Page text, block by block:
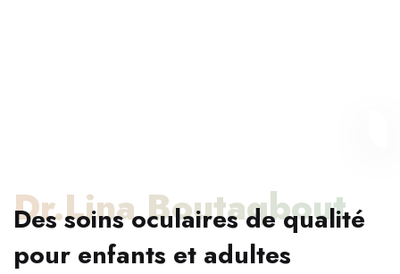
Dr.Lina Boutaqbout
Des soins oculaires de qualité
pour enfants et adultes